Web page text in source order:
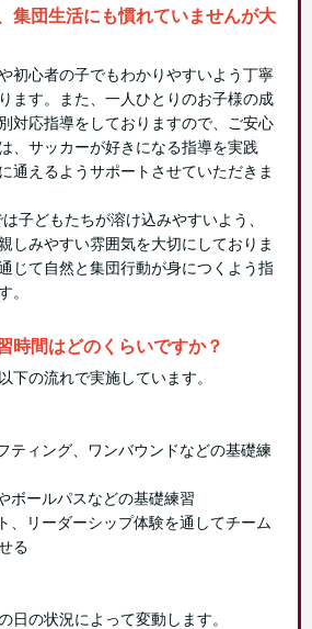
集団生活にも慣れていませんが大
初心者の子でもわかりやすいよう丁寧
ます。また、一人ひとりのお子様の成
対応指導をしておりますので、ご安心
、サッカーが好きになる指導を実践
通えるようサポートさせていただきま
子どもたちが溶け込みやすいよう、
しみやすい雰囲気を大切にしておりま
じて自然と集団行動が身につくよう指
。
時間はどのくらいですか？
下の流れで実施しています。
ティング、ワンバウンドなどの基礎練
ボールパスなどの基礎練習
、リーダーシップ体験を通してチーム
る
日の状況によって変動します。